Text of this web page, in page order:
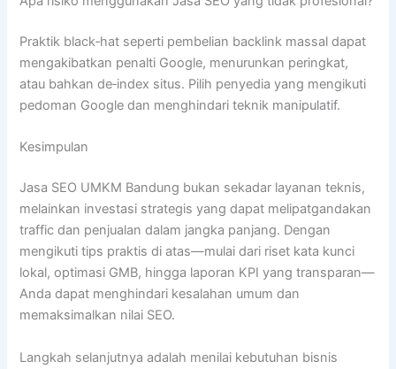
Praktik black‑hat seperti pembelian backlink massal dapat
mengakibatkan penalti Google, menurunkan peringkat,
atau bahkan de‑index situs. Pilih penyedia yang mengikuti
pedoman Google dan menghindari teknik manipulatif.
Kesimpulan
Jasa SEO UMKM Bandung bukan sekadar layanan teknis,
melainkan investasi strategis yang dapat melipatgandakan
traffic dan penjualan dalam jangka panjang. Dengan
mengikuti tips praktis di atas—mulai dari riset kata kunci
lokal, optimasi GMB, hingga laporan KPI yang transparan—
Anda dapat menghindari kesalahan umum dan
memaksimalkan nilai SEO.
Langkah selanjutnya adalah menilai kebutuhan bisnis